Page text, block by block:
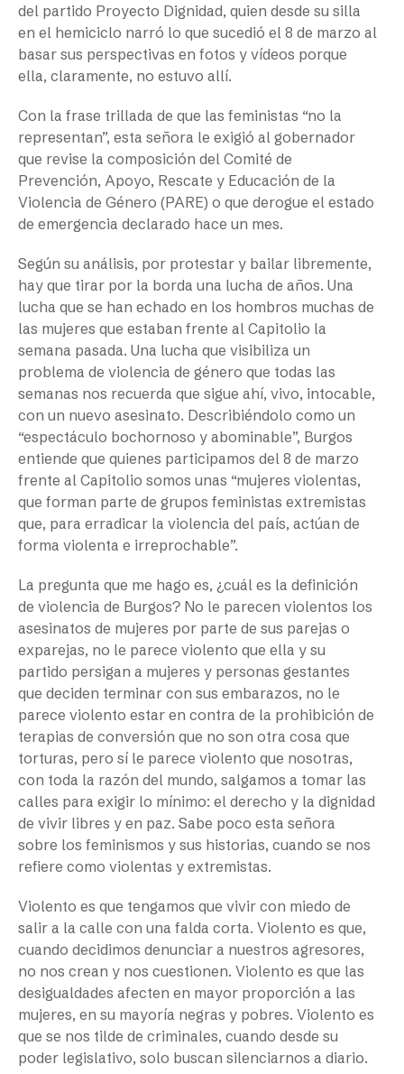
del partido Proyecto Dignidad, quien desde su silla
en el hemiciclo narró lo que sucedió el 8 de marzo al
basar sus perspectivas en fotos y vídeos porque
ella, claramente, no estuvo allí.
Con la frase trillada de que las feministas “no la
representan”, esta señora le exigió al gobernador
que revise la composición del Comité de
Prevención, Apoyo, Rescate y Educación de la
Violencia de Género (PARE) o que derogue el estado
de emergencia declarado hace un mes.
Según su análisis, por protestar y bailar libremente,
hay que tirar por la borda una lucha de años. Una
lucha que se han echado en los hombros muchas de
las mujeres que estaban frente al Capitolio la
semana pasada. Una lucha que visibiliza un
problema de violencia de género que todas las
semanas nos recuerda que sigue ahí, vivo, intocable,
con un nuevo asesinato. Describiéndolo como un
“espectáculo bochornoso y abominable”, Burgos
entiende que quienes participamos del 8 de marzo
frente al Capitolio somos unas “mujeres violentas,
que forman parte de grupos feministas extremistas
que, para erradicar la violencia del país, actúan de
forma violenta e irreprochable”.
La pregunta que me hago es, ¿cuál es la definición
de violencia de Burgos? No le parecen violentos los
asesinatos de mujeres por parte de sus parejas o
exparejas, no le parece violento que ella y su
partido persigan a mujeres y personas gestantes
que deciden terminar con sus embarazos, no le
parece violento estar en contra de la prohibición de
terapias de conversión que no son otra cosa que
torturas, pero sí le parece violento que nosotras,
con toda la razón del mundo, salgamos a tomar las
calles para exigir lo mínimo: el derecho y la dignidad
de vivir libres y en paz. Sabe poco esta señora
sobre los feminismos y sus historias, cuando se nos
refiere como violentas y extremistas.
Violento es que tengamos que vivir con miedo de
salir a la calle con una falda corta. Violento es que,
cuando decidimos denunciar a nuestros agresores,
no nos crean y nos cuestionen. Violento es que las
desigualdades afecten en mayor proporción a las
mujeres, en su mayoría negras y pobres. Violento es
que se nos tilde de criminales, cuando desde su
poder legislativo, solo buscan silenciarnos a diario.